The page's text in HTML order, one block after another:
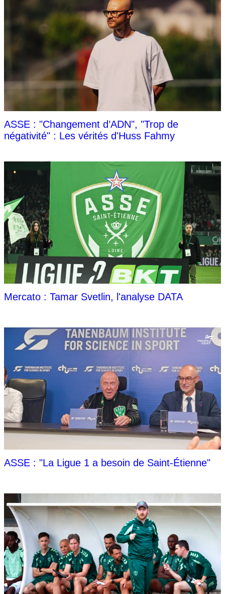
ASSE : "Changement d’ADN", "Trop de
négativité" : Les vérités d'Huss Fahmy
Mercato : Tamar Svetlin, l'analyse DATA
ASSE : "La Ligue 1 a besoin de Saint-Étienne"